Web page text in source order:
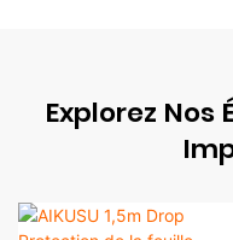
Explorez Nos